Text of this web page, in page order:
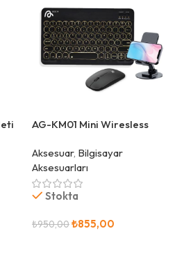
AG-KM01 Mini Wiresless
Aksesuar, Bilgisayar
Aksesuarları
Stokta
₺950,00₺855,00